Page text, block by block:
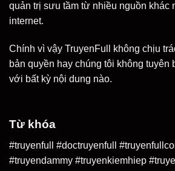
quản trị sưu tầm từ nhiều nguồn khác
internet.
Chính vì vậy TruyenFull không chịu
bản quyền hay chúng tôi không tuyên
với bất kỳ nội dung nào.
Từ khóa
#truyenfull #doctruyenfull
#truyendammy #truyenkiemhiep